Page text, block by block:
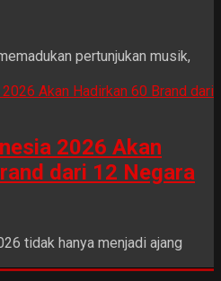
pertunjukan musik,
2026 Akan
dari 12 Negara
tidak hanya menjadi ajang